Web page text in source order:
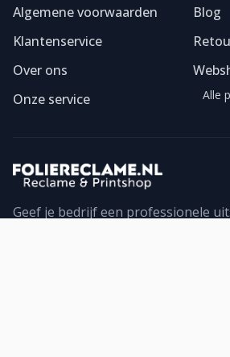
Algemene voorwaarden
Klantenservice
Over ons
Onze service
Blog
Alle
Geef je bedrijf een professionele